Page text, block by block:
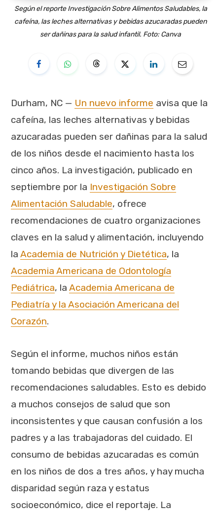
Según el reporte Investigación Sobre Alimentos Saludables, la
cafeína, las leches alternativas y bebidas azucaradas pueden
ser dañinas para la salud infantil. Foto: Canva
Durham, NC — Un nuevo informe avisa que la
cafeína, las leches alternativas y bebidas
azucaradas pueden ser dañinas para la salud
de los niños desde el nacimiento hasta los
cinco años. La investigación, publicado en
septiembre por la Investigación Sobre
Alimentación Saludable, ofrece
recomendaciones de cuatro organizaciones
claves en la salud y alimentación, incluyendo
la Academia de Nutrición y Dietética, la
Academia Americana de Odontología
Pediátrica, la Academia Americana de
Pediatría y la Asociación Americana del
Corazón.
Según el informe, muchos niños están
tomando bebidas que divergen de las
recomendaciones saludables. Esto es debido
a muchos consejos de salud que son
inconsistentes y que causan confusión a los
padres y a las trabajadoras del cuidado. El
consumo de bebidas azucaradas es común
en los niños de dos a tres años, y hay mucha
disparidad según raza y estatus
socioeconómico, dice el reportaje. La